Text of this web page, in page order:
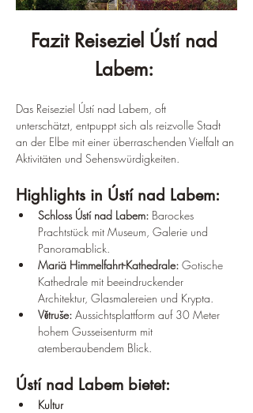
Fazit Reiseziel Ústí nad
Labem:
Das Reiseziel Ústí nad Labem, oft
unterschätzt, entpuppt sich als reizvolle Stadt
an der Elbe mit einer überraschenden Vielfalt an
Aktivitäten und Sehenswürdigkeiten.
Highlights in Ústí nad Labem:
Schloss Ústí nad Labem: Barockes
Prachtstück mit Museum, Galerie und
Panoramablick.
Mariä Himmelfahrt-Kathedrale: Gotische
Kathedrale mit beeindruckender
Architektur, Glasmalereien und Krypta.
Větruše: Aussichtsplattform auf 30 Meter
hohem Gusseisenturm mit
atemberaubendem Blick.
Ústí nad Labem bietet:
Kultur